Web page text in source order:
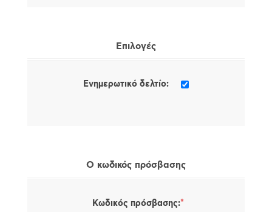
Επιλογές
Ενημερωτικό δελτίο:
Ο κωδικός πρόσβασης
Κωδικός πρόσβασης:*